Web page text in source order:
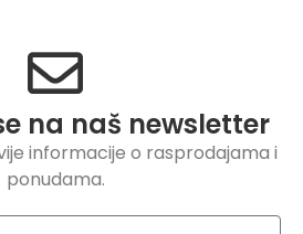
na naš newsletter
informacije o rasprodajama i
ponudama.